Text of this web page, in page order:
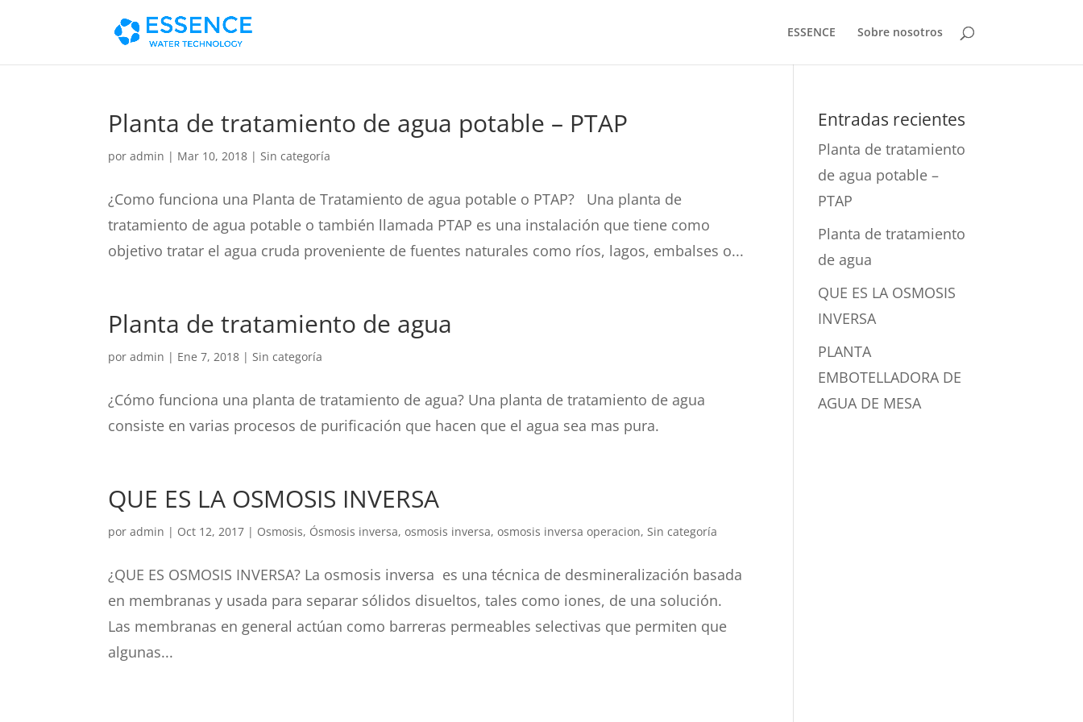
ESSENCE Sobre nosotros
Planta de tratamiento de agua potable – PTAP
poradmin | Mar 10, 2018 |Sin categoría
¿Como funciona una Planta de Tratamiento de agua potable o PTAP? Una planta de
tratamiento de agua potable o también llamada PTAP es una instalación que tiene como
objetivo tratar el agua cruda proveniente de fuentes naturales como ríos, lagos, embalses o...
Planta de tratamiento de agua
poradmin | Ene 7, 2018 |Sin categoría
¿Cómo funciona una planta de tratamiento de agua? Una planta de tratamiento de agua
consiste en varias procesos de purificación que hacen que el agua sea mas pura.
QUE ES LA OSMOSIS INVERSA
poradmin | Oct 12, 2017 | Osmosis, Ósmosis inversa,osmosis inversa,osmosis inversa operacion,Sin categoría
¿QUE ES OSMOSIS INVERSA? La osmosis inversa es una técnica de desmineralización basada
en membranas y usada para separar sólidos disueltos, tales como iones, de una solución.
Las membranas en general actúan como barreras permeables selectivas que permiten que
algunas...
Entradas recientes
Planta de tratamiento
de agua potable –
PTAP
Planta de tratamiento
de agua
QUE ES LA OSMOSIS
INVERSA
PLANTA
EMBOTELLADORA DE
AGUA DE MESA